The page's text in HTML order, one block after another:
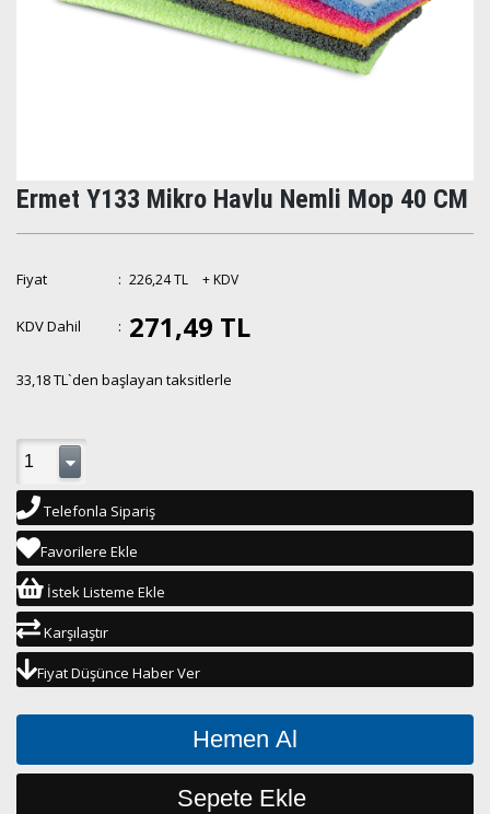
Ermet Y133 Mikro Havlu Nemli Mop 40 CM
Fiyat : 226,24 TL + KDV
KDV Dahil : 271,49 TL
33,18 TL`den başlayan taksitlerle
Telefonla Sipariş
Favorilere Ekle
İstek Listeme Ekle
Karşılaştır
Fiyat Düşünce Haber Ver